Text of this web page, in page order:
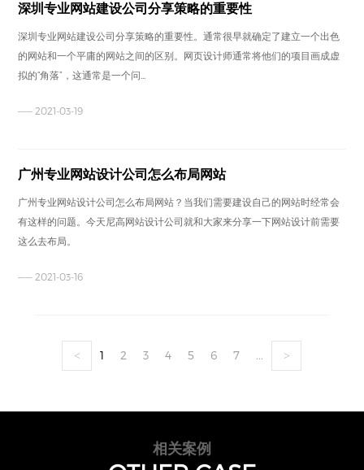
深圳专业网站建设公司分享策略的重要性
深圳专业网站建设公司分享策略的重要性。通常很早就确定了建立一个出色
的网站和一个平庸的网站之间的区别。网页设计师通常将他们的项目画成虚
拟的“角落”，这通常是一个问...
—— 2021-03-19
广州专业网站设计公司怎么布局网站
广州专业网站设计公司怎么布局网站？当我们需要建设自己的网站时经常会
有这样的问题。今天尼高网站设计公司就和大家来分享一下网站设计前需要
这么去布局。
—— 2021-03-16
< 1 2 3 4 5 6 7 ... >
相关案例